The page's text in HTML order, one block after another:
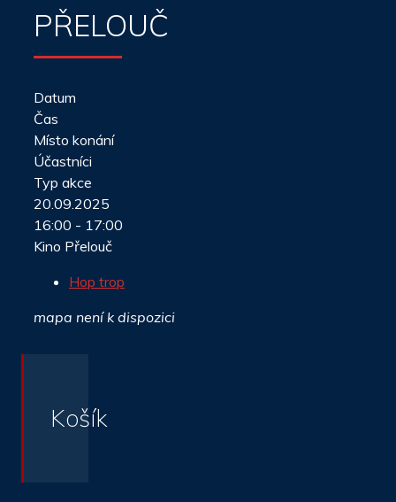
PŘELOUČ
Datum
Čas
Místo konání
Účastníci
Typ akce
20.09.2025
16:00 - 17:00
Kino Přelouč
Hop trop
mapa není k dispozici
Košík